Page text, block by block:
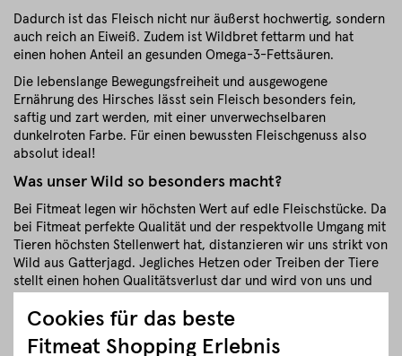
Dadurch ist das Fleisch nicht nur äußerst hochwertig, sondern
auch reich an Eiweiß. Zudem ist Wildbret fettarm und hat
einen hohen Anteil an gesunden Omega-3-Fettsäuren.
Die lebenslange Bewegungsfreiheit und ausgewogene
Ernährung des Hirsches lässt sein Fleisch besonders fein,
saftig und zart werden, mit einer unverwechselbaren
dunkelroten Farbe. Für einen bewussten Fleischgenuss also
absolut ideal!
Was unser Wild so besonders macht?
Bei Fitmeat legen wir höchsten Wert auf edle Fleischstücke. Da
bei Fitmeat perfekte Qualität und der respektvolle Umgang mit
Tieren höchsten Stellenwert hat, distanzieren wir uns strikt von
Wild aus Gatterjagd. Jegliches Hetzen oder Treiben der Tiere
stellt einen hohen Qualitätsverlust dar und wird von uns und
Stattdessen achten wir auf eine achtsame Herangehensweise,
welche bei den Wildtieren keinerlei Stress verursacht und so
Cookies für das beste
Fitmeat Shopping Erlebnis